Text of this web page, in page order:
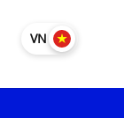
VN EN